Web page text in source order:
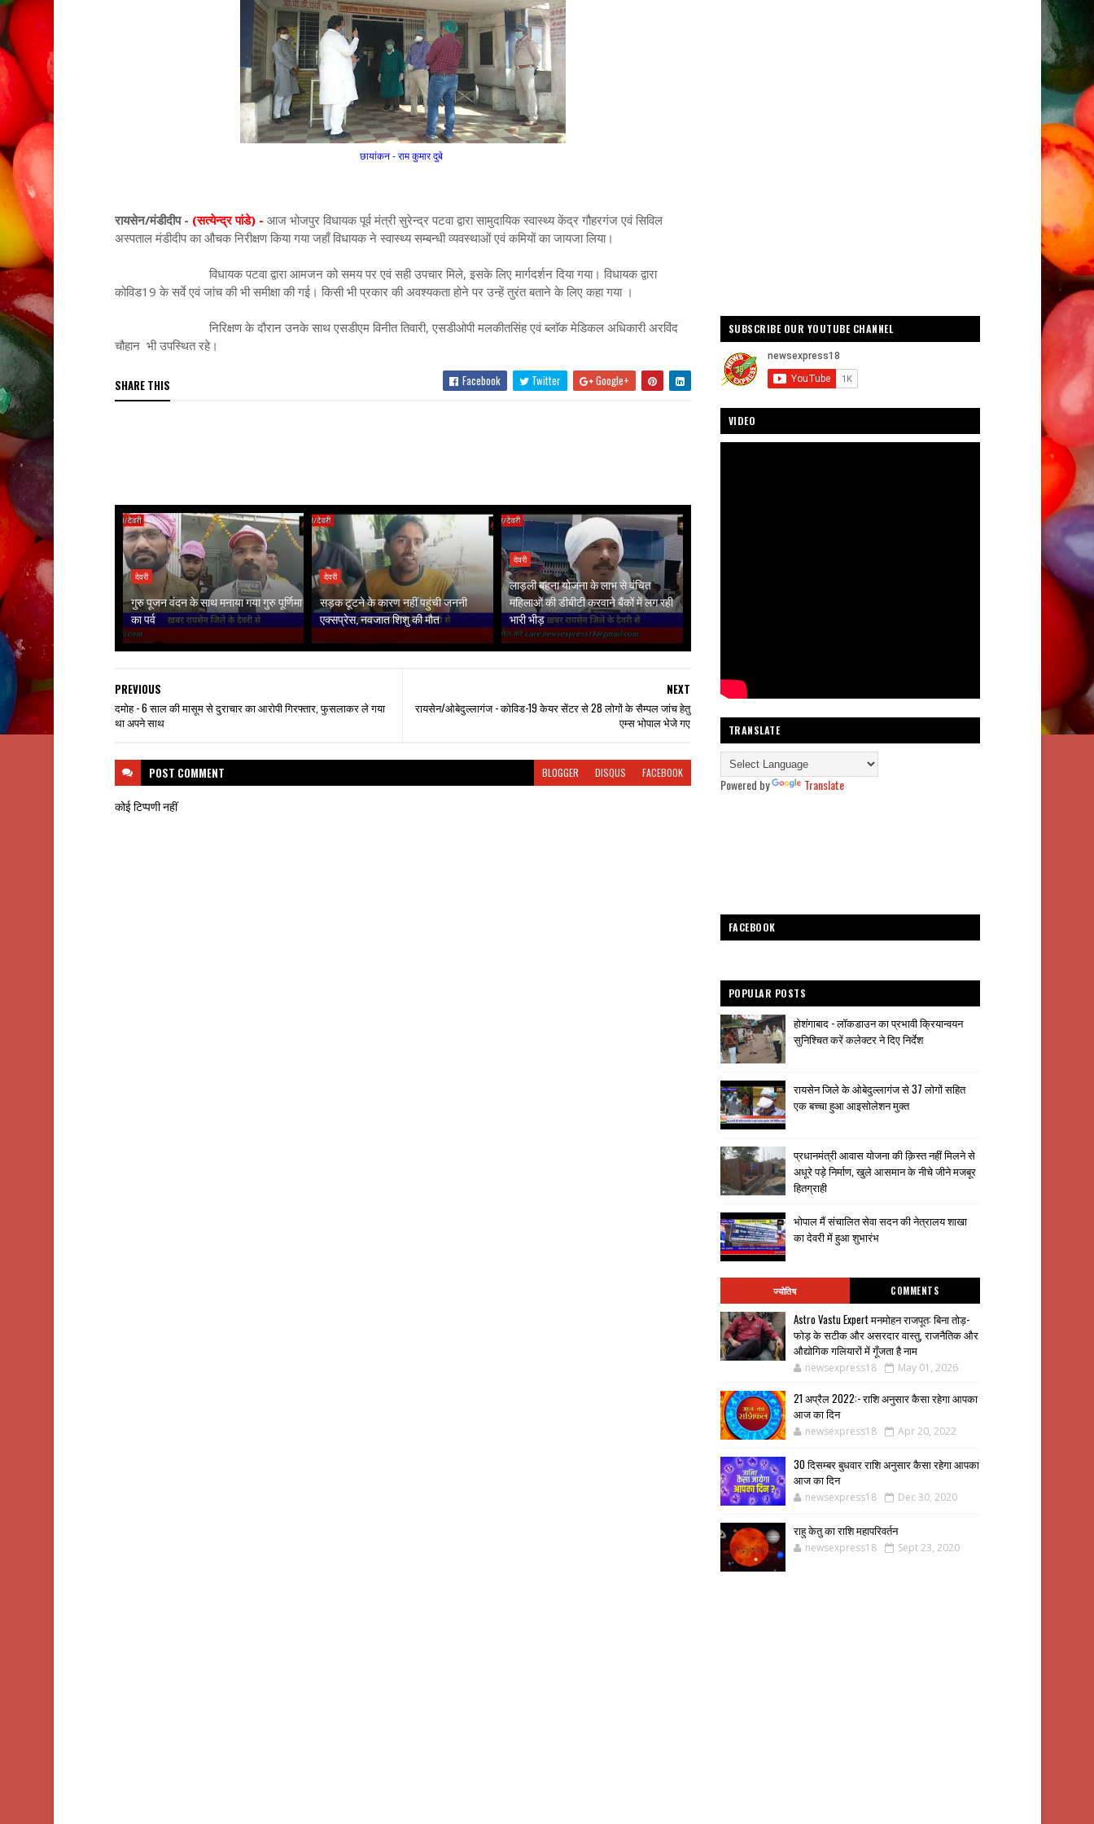
छायांकन - राम कुमार दुबे
रायसेन/मंडीदीप - (सत्येन्द्र पांडे) - आज भोजपुर विधायक पूर्व मंत्री सुरेन्द्र पटवा द्वारा सामुदायिक स्वास्थ्य केंद्र गौहरगंज एवं सिविल
अस्पताल मंडीदीप का औचक निरीक्षण किया गया जहाँ विधायक ने स्वास्थ्य सम्बन्धी व्यवस्थाओं एवं कमियों का जायजा लिया।
विधायक पटवा द्वारा आमजन को समय पर एवं सही उपचार मिले, इसके लिए मार्गदर्शन दिया गया। विधायक द्वारा
कोविड19 के सर्वे एवं जांच की भी समीक्षा की गई। किसी भी प्रकार की अवश्यकता होने पर उन्हें तुरंत बताने के लिए कहा गया ।
निरिक्षण के दौरान उनके साथ एसडीएम विनीत तिवारी, एसडीओपी मलकीतसिंह एवं ब्लाॅक मेडिकल अधिकारी अरविंद
चौहान भी उपस्थित रहे।
SHARE THIS Facebook Twitter Google+
देवरी
गुरु पूजन वंदन के साथ मनाया गया गुरु पूर्णिमा
का पर्व
देवरी
सड़क टूटने के कारण नहीं पहुंची जननी
एक्सप्रेस, नवजात शिशु की मौत
देवरी
लाड़ली बहना योजना के लाभ से वंचित
महिलाओं की डीबीटी करवाने बैंकों में लग रही
भारी भीड़
NEXT
रायसेन/ओबेदुल्लागंज - कोविड-19 केयर सेंटर से 28 लोगों के सैम्पल जांच हेतु
एम्स भोपाल भेजे गए
PREVIOUS
दमोह - 6 साल की मासूम से दुराचार का आरोपी गिरफ्तार, फुसलाकर ले गया
था अपने साथ
POST COMMENT BLOGGER DISQUS FACEBOOK
कोई टिप्पणी नहीं
SUBSCRIBE OUR YOUTUBE CHANNEL
VIDEO
TRANSLATE
Powered by Translate
FACEBOOK
POPULAR POSTS
होशंगाबाद - लॉकडाउन का प्रभावी क्रियान्वयन
सुनिश्चित करें कलेक्टर ने दिए निर्देश
रायसेन जिले के ओबेदुल्लागंज से 37 लोगों सहित
एक बच्चा हुआ आइसोलेशन मुक्त
प्रधानमंत्री आवास योजना की क़िस्त नहीं मिलने से
अधूरे पड़े निर्माण, खुले आसमान के नीचे जीने मजबूर
हितग्राही
भोपाल मैं संचालित सेवा सदन की नेत्रालय शाखा
का देवरी में हुआ शुभारंभ
ज्योतिष COMMENTS
Astro Vastu Expert मनमोहन राजपूत: बिना तोड़-
फोड़ के सटीक और असरदार वास्तु, राजनैतिक और
औद्योगिक गलियारों में गूँजता है नाम
newsexpress18 May 01, 2026
21 अप्रैल 2022:- राशि अनुसार कैसा रहेगा आपका
आज का दिन
newsexpress18 Apr 20, 2022
30 दिसम्बर बुधवार राशि अनुसार कैसा रहेगा आपका
आज का दिन
newsexpress18 Dec 30, 2020
राहु केतु का राशि महापरिवर्तन
newsexpress18 Sept 23, 2020